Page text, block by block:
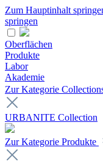
Zum Hauptinhalt
springen
Oberflächen
Produkte
Labor
Akademie
Zur Kategorie
URBANITE Collection
Zur Kategorie Produkte